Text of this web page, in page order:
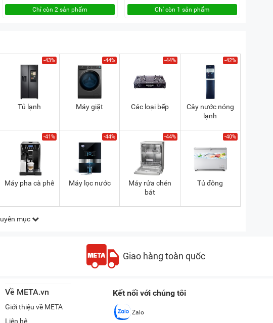
Chỉ còn 2 sản phẩm Chỉ còn 1 sản phẩm
-43%
Tủ lạnh
-44%
Máy giặt
-44%
Các loại bếp
-42%
Cây nước nóng
lạnh
-41%
Máy pha cà phê
-44%
Máy lọc nước
-44%
Máy rửa chén
bát
-40%
Tủ đông
mục
Giao hàng toàn quốc
Kết nối với chúng tôi
Zalo
Về META.vn
Giới thiệu về META
Liên hệ